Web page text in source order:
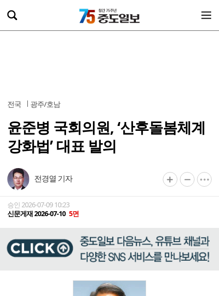
전국 광주/호남
윤준병 국회의원, ‘산후돌봄체계
강화법’ 대표 발의
전경열 기자
승인 2026-07-09 10:23
신문게재 2026-07-10 5면